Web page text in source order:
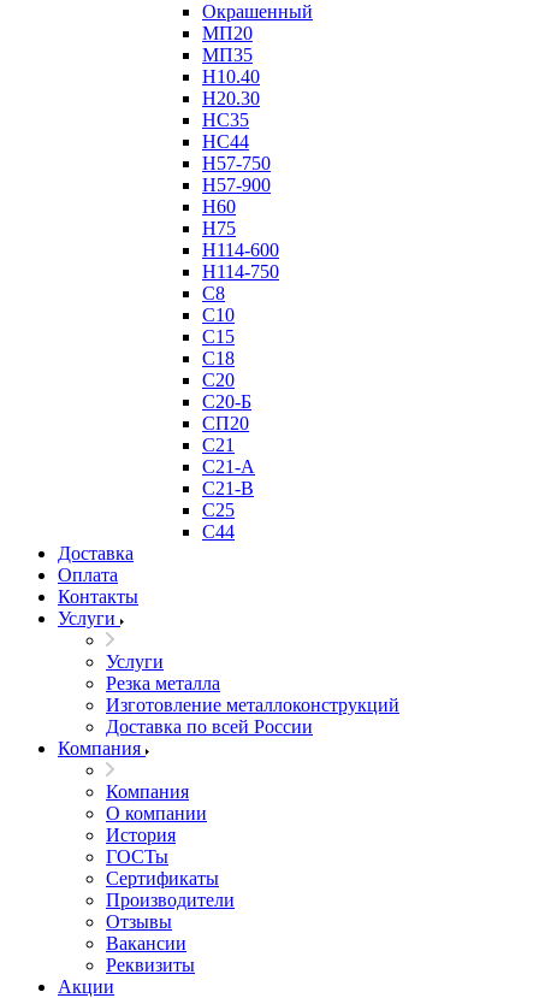
Окрашенный
МП20
МП35
Н10.40
Н20.30
НС35
НС44
Н57-750
Н57-900
Н60
Н75
Н114-600
Н114-750
С8
С10
С15
С18
С20
С20-Б
СП20
С21
С21-А
С21-В
С25
С44
Доставка
Оплата
Контакты
Услуги
Услуги
Резка металла
Изготовление металлоконструкций
Доставка по всей России
Компания
Компания
О компании
История
ГОСТы
Сертификаты
Производители
Отзывы
Вакансии
Реквизиты
Акции